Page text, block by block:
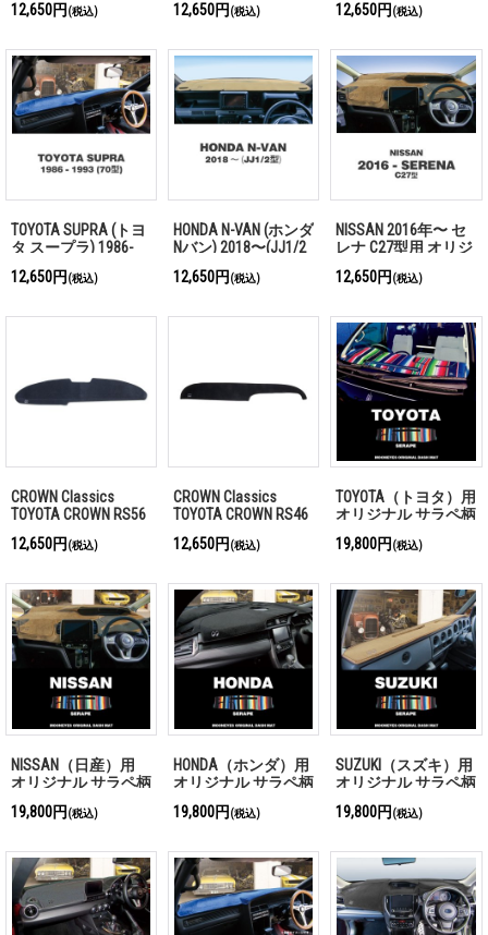
12,650円 (税込) 12,650円 (税込)
12,650円 (税込)
TOYOTA SUPRA (トヨ
タ スープラ) 1986-
1993 (70型)用 オリジ
ナル DASH MAT(ダッ
12,650円 (税込)
HONDA N-VAN (ホンダ
Nバン) 2018〜(JJ1/2
型)用 オリジナル
DASH MAT(ダッシュ
12,650円 (税込)
NISSAN 2016年〜 セ
レナ C27型用 オリジ
ナル DASH MAT(ダッ
シュマット)
12,650円 (税込)
CROWN Classics
TOYOTA CROWN RS56
用 MOONEYES オリジ
ナル ダッシュマット
12,650円 (税込)
CROWN Classics
TOYOTA CROWN RS46
用 MOONEYES オリジ
ナル ダッシュマット
12,650円 (税込)
TOYOTA（トヨタ）用
オリジナル サラペ柄
DASH MAT (ダッシュ
マット)
19,800円 (税込)
NISSAN（日産）用
オリジナル サラペ柄
マット)
19,800円 (税込)
HONDA（ホンダ）用
オリジナル サラペ柄
マット)
19,800円 (税込)
SUZUKI（スズキ）用
オリジナル サラペ柄
マット)
19,800円 (税込)